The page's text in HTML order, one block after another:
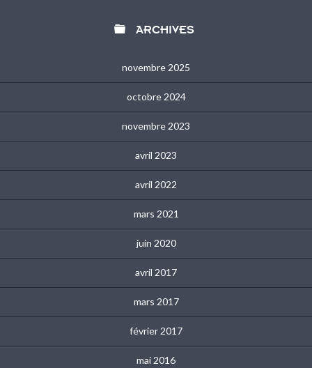
 ARCHIVES
novembre 2025
octobre 2024
novembre 2023
avril 2023
avril 2022
mars 2021
juin 2020
avril 2017
mars 2017
février 2017
mai 2016